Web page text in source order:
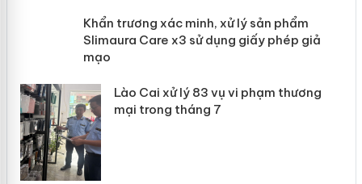
Khẩn trương xác minh, xử lý sản phẩm
Slimaura Care x3 sử dụng giấy phép